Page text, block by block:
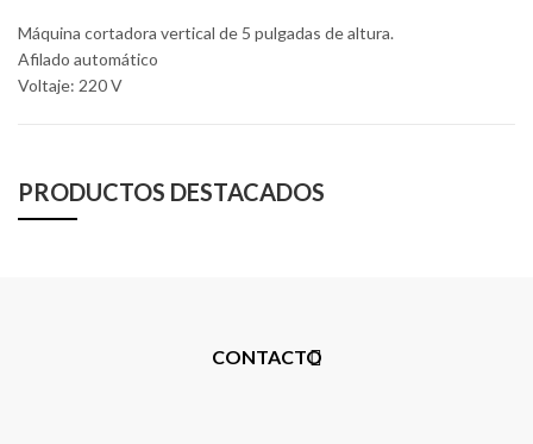
Máquina cortadora vertical de 5 pulgadas de altura.
Afilado automático
Voltaje: 220 V
PRODUCTOS DESTACADOS
CONTACTO